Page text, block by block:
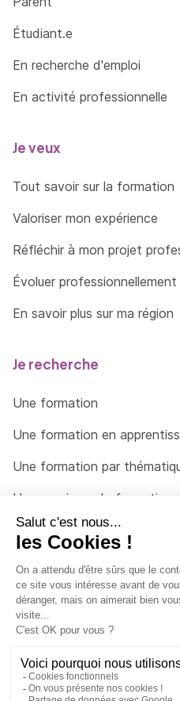
Étudiant.e
En recherche d'emploi
En activité professionnelle
Je veux
Tout savoir sur la formation
Valoriser mon expérience
Réfléchir à mon projet
Évoluer professionnellement
En savoir plus sur ma région
Je recherche
Une formation
Une formation en
Une formation par
Un organisme de formation
Un conseiller
© 2026 - Côté Formations - par
Menu Pied de page
Mentions Légales